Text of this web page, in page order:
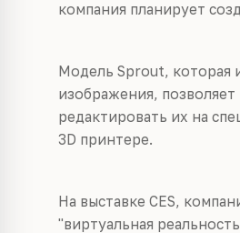
компания планирует
Модель Sprout, которая
изображения,
редактировать их на
3D принтере.
На выставке CES,
"виртуальная